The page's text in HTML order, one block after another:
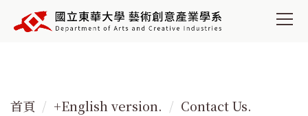
到
容
首頁 +English version. Contact Us.